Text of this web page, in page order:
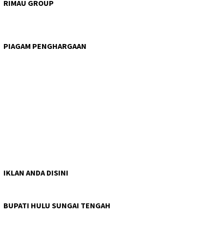
RIMAU GROUP
PIAGAM PENGHARGAAN
IKLAN ANDA DISINI
BUPATI HULU SUNGAI TENGAH